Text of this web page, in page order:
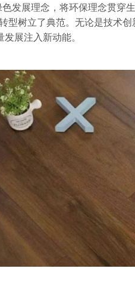
发展理念，将环保理念贯穿
型树立了典范。无论是技术
展注入新动能。